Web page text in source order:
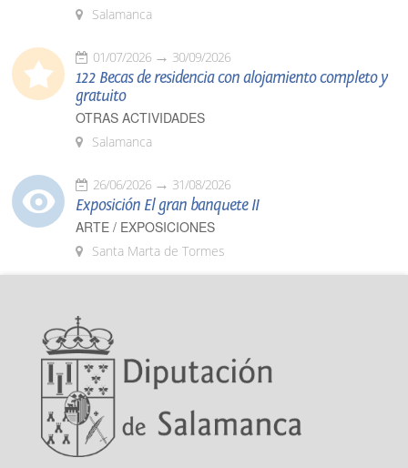
Salamanca
01/07/2026 30/09/2026
122 Becas de residencia con alojamiento completo y
gratuito
OTRAS ACTIVIDADES
Salamanca
26/06/2026 31/08/2026
Exposición El gran banquete II
ARTE / EXPOSICIONES
Santa Marta de Tormes